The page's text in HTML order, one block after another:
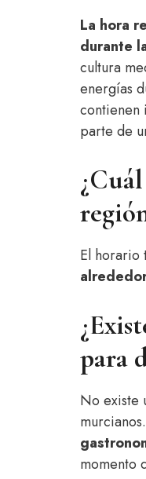
La hora
durante
cultura
energías
contienen
parte de
El horario
para
No existe
momento